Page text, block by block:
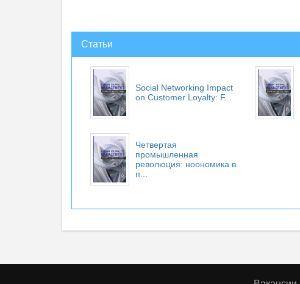
Статьи
Social Networking Impact
on Customer Loyalty: F...
Четвертая
промышленная
революция: ноономика в
п...